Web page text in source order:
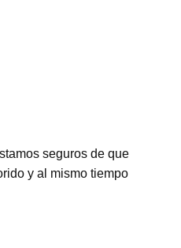
seguros de que
y al mismo tiempo